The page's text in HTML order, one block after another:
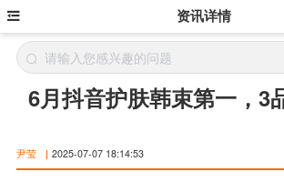
资讯详情
6月抖音护肤韩束第一，3
尹莹 | 2025-07-07 18:14:53